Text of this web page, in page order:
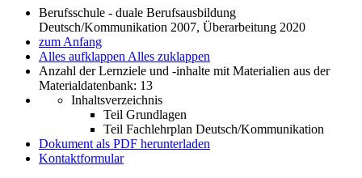
Berufsschule - duale Berufsausbildung
Deutsch/Kommunikation 2007, Überarbeitung 2020
zum Anfang
Alles aufklappen Alles zuklappen
Anzahl der Lernziele und -inhalte mit Materialien aus der
Materialdatenbank: 13
Inhaltsverzeichnis
Teil Grundlagen
Teil Fachlehrplan Deutsch/Kommunikation
Dokument als PDF herunterladen
Kontaktformular